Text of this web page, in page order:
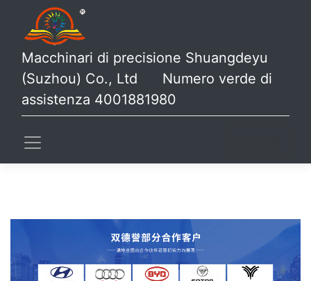
Macchinari di precisione Shuangdeyu
(Suzhou) Co., Ltd Numero verde di
assistenza 4001881980